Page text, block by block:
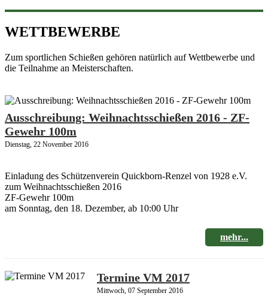
WETTBEWERBE
Zum sportlichen Schießen gehören natürlich auf Wettbewerbe und
die Teilnahme an Meisterschaften.
Ausschreibung: Weihnachtsschießen 2016 - ZF-
Gewehr 100m
Dienstag, 22 November 2016
Einladung des Schützenverein Quickborn-Renzel von 1928 e.V.
zum Weihnachtsschießen 2016
ZF-Gewehr 100m
am Sonntag, den 18. Dezember, ab 10:00 Uhr
mehr...
Termine VM 2017
Mittwoch, 07 September 2016